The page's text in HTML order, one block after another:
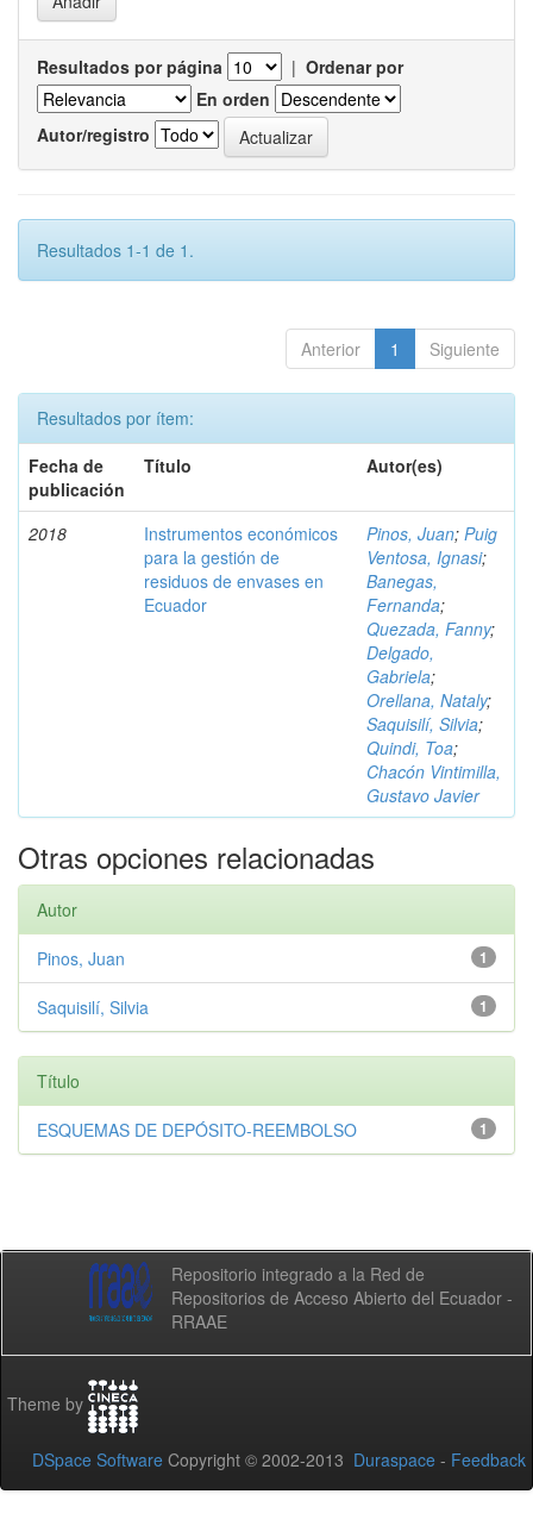
Resultados por página | Ordenar por
En orden
Autor/registro
Resultados 1-1 de 1.
Anterior 1 Siguiente
Resultados por ítem:
Fecha de
publicación
Título Autor(es)
2018
Instrumentos económicos
para la gestión de
residuos de envases en
Ecuador
Pinos, Juan; Puig
Ventosa, Ignasi;
Banegas,
Fernanda;
Quezada, Fanny;
Delgado,
Gabriela;
Orellana, Nataly;
Saquisilí, Silvia;
Quindi, Toa;
Chacón Vintimilla,
Gustavo Javier
Otras opciones relacionadas
Autor
1
Pinos, Juan
1
Saquisilí, Silvia
Título
1
ESQUEMAS DE DEPÓSITO-REEMBOLSO
Repositorio integrado a la Red de
Repositorios de Acceso Abierto del Ecuador -
RRAAE
Theme by
DSpace Software Copyright © 2002-2013 Duraspace - Feedback